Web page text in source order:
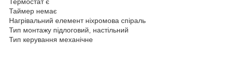
Таймер немає
Нагрівальний елемент ніхромова спіраль
Тип монтажу підлоговий, настільний
Тип керування механічне